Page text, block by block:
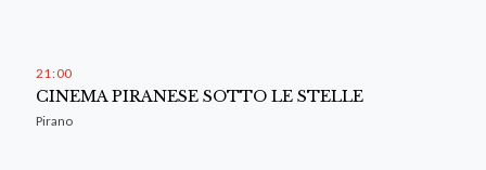
21 00
CINEMA PIRANESE SOTTO LE STELLE
Pirano